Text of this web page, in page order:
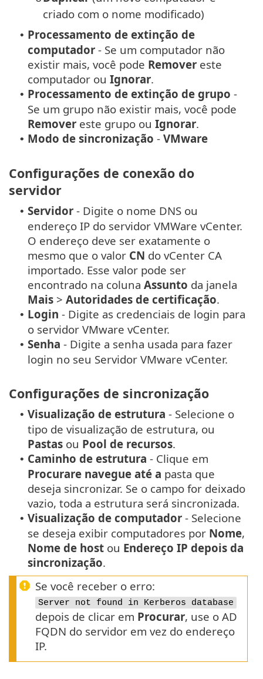
criado com o nome modificado)
• Processamento de extinção de
computador - Se um computador não
existir mais, você pode Remover este
computador ou Ignorar.
• Processamento de extinção de grupo -
Se um grupo não existir mais, você pode
Remover este grupo ou Ignorar.
• Modo de sincronização - VMware
Configurações de conexão do
servidor
• Servidor - Digite o nome DNS ou
endereço IP do servidor VMWare vCenter.
O endereço deve ser exatamente o
mesmo que o valor CN do vCenter CA
importado. Esse valor pode ser
encontrado na coluna Assunto da janela
Mais > Autoridades de certificação.
• Login - Digite as credenciais de login para
o servidor VMware vCenter.
• Senha - Digite a senha usada para fazer
login no seu Servidor VMware vCenter.
Configurações de sincronização
• Visualização de estrutura - Selecione o
tipo de visualização de estrutura, ou
Pastas ou Pool de recursos.
• Caminho de estrutura - Clique em
Procurare navegue até a pasta que
deseja sincronizar. Se o campo for deixado
vazio, toda a estrutura será sincronizada.
• Visualização de computador - Selecione
se deseja exibir computadores por Nome,
Nome de host ou Endereço IP depois da
sincronização.
Se você receber o erro:
Server not found in Kerberos database
depois de clicar em Procurar, use o AD
FQDN do servidor em vez do endereço
IP.